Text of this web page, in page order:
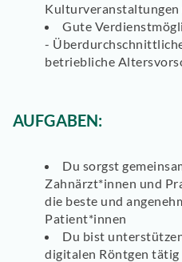
Kulturveranstaltungen
Gute
-
betriebliche
AUFGABEN:
Du sorgst
Zahnärzt*innen und
die beste und
Patient*innen
Du bist
digitalen Röntgen tätig